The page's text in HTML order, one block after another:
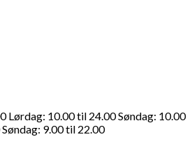
Lørdag: 10.00 til 24.00 Søndag: 10.00
9.00 til 22.00